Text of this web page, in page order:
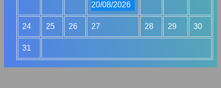
20/08/2026
24 25 26 27 28 29 30
31